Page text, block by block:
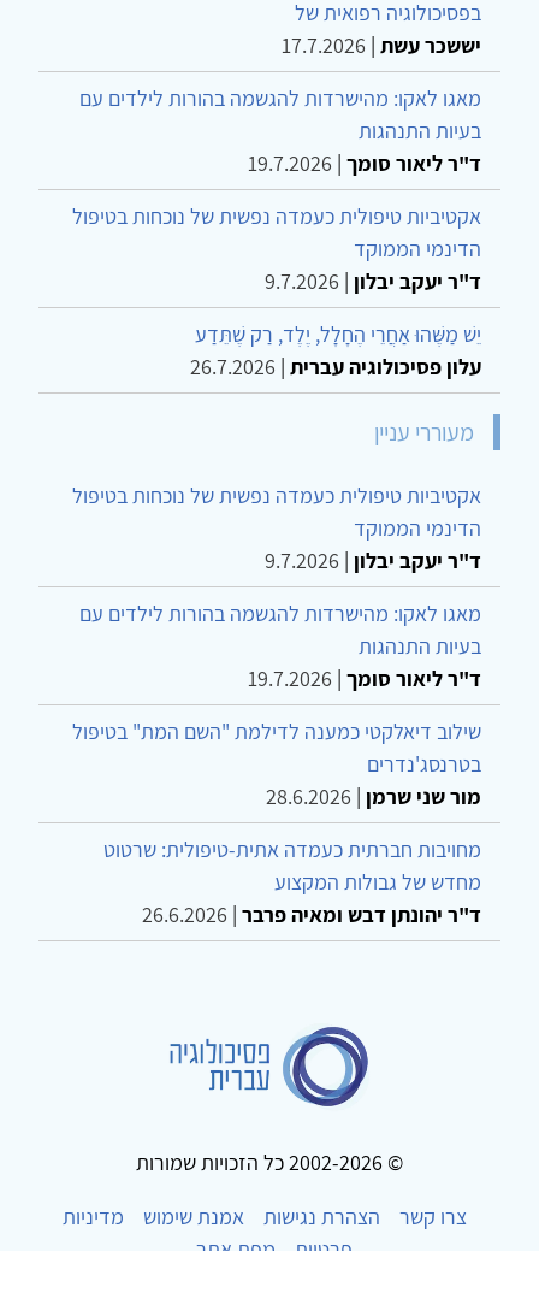
בפסיכולוגיה רפואית של
יששכר עשת |
17.7.2026
מאגו לאקו: מהישרדות להגשמה בהורות לילדים עם
בעיות התנהגות
ד"ר ליאור סומך |
19.7.2026
אקטיביות טיפולית כעמדה נפשית של נוכחות בטיפול
הדינמי הממוקד
ד"ר יעקב יבלון |
9.7.2026
יֵשׁ מַשֶּׁהוּ אַחֲרֵי הֶחָלָל, יֶלֶד, רַק שֶׁתֵּדַע
עלון פסיכולוגיה עברית |
26.7.2026
מעוררי עניין
אקטיביות טיפולית כעמדה נפשית של נוכחות בטיפול
הדינמי הממוקד
ד"ר יעקב יבלון |
9.7.2026
מאגו לאקו: מהישרדות להגשמה בהורות לילדים עם
בעיות התנהגות
ד"ר ליאור סומך |
19.7.2026
שילוב דיאלקטי כמענה לדילמת "השם המת" בטיפול
בטרנסג'נדרים
מור שני שרמן |
28.6.2026
מחויבות חברתית כעמדה אתית-טיפולית: שרטוט
מחדש של גבולות המקצוע
ד"ר יהונתן דבש ומאיה פרבר |
26.6.2026
© 2002-2026 כל הזכויות שמורות
צרו קשר
הצהרת נגישות אמנת שימוש
מדיניות
פרטיות
מפת אתר